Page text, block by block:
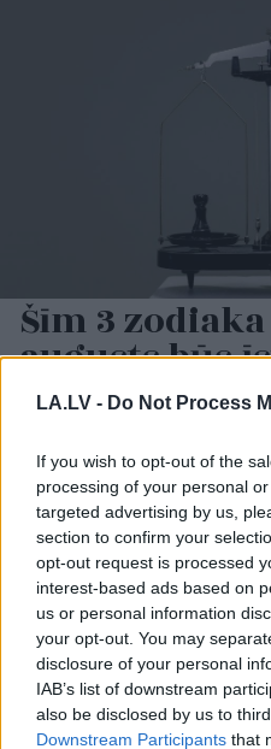
LA.LV - Do Not Process
If you wish to opt-out of the
processing of your personal
targeted advertising by us,
section to confirm your
opt-out request is processed
interest-based ads based on
us or personal information
your opt-out. You may
disclosure of your personal
IAB’s list of downstream
also be disclosed by us to
Downstream Participants that
Šīm 3
augusts būs
gatavs jau
Mirisrokmūzikas
pētnieks un mūzikas
apskatnieks Klāss
Vāvere